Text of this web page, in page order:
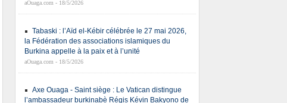
aOuaga.com - 18/5/2026
Tabaski : l’Aïd el-Kébir célébrée le 27 mai 2026,
la Fédération des associations islamiques du
Burkina appelle à la paix et à l’unité
aOuaga.com - 18/5/2026
Axe Ouaga - Saint siège : Le Vatican distingue
l’ambassadeur burkinabè Régis Kévin Bakyono de